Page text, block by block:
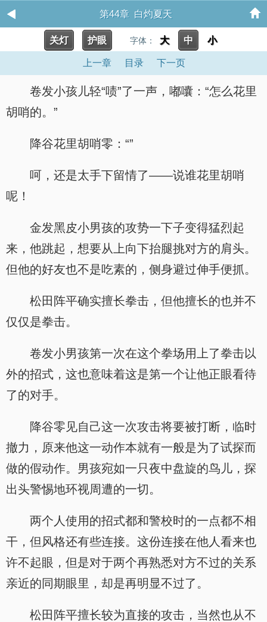
第44章 白灼夏天
关灯 护眼 字体： 大 中 小
上一章 目录 下一页
卷发小孩儿轻“啧”了一声，嘟囔：“怎么花里
胡哨的。”
降谷花里胡哨零：“”
呵，还是太手下留情了——说谁花里胡哨
呢！
金发黑皮小男孩的攻势一下子变得猛烈起
来，他跳起，想要从上向下抬腿挑对方的肩头。
但他的好友也不是吃素的，侧身避过伸手便抓。
松田阵平确实擅长拳击，但他擅长的也并不
仅仅是拳击。
卷发小男孩第一次在这个拳场用上了拳击以
外的招式，这也意味着这是第一个让他正眼看待
了的对手。
降谷零见自己这一次攻击将要被打断，临时
撤力，原来他这一动作本就有一般是为了试探而
做的假动作。男孩宛如一只夜中盘旋的鸟儿，探
出头警惕地环视周遭的一切。
两个人使用的招式都和警校时的一点都不相
干，但风格还有些连接。这份连接在他人看来也
许不起眼，但是对于两个再熟悉对方不过的关系
亲近的同期眼里，却是再明显不过了。
松田阵平擅长较为直接的攻击，当然也从不